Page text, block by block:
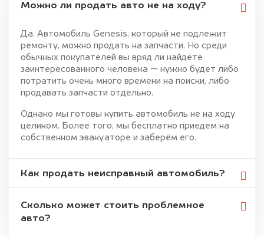
Можно ли продать авто не на ходу?
Да. Автомобиль Genesis, который не подлежит
ремонту, можно продать на запчасти. Но среди
обычных покупателей вы вряд ли найдёте
заинтересованного человека — нужно будет либо
потратить очень много времени на поиски, либо
продавать запчасти отдельно.
Однако мы готовы купить автомобиль не на ходу
целиком. Более того, мы бесплатно приедем на
собственном эвакуаторе и заберём его.
Как продать неисправный автомобиль?
Сколько может стоить проблемное
авто?